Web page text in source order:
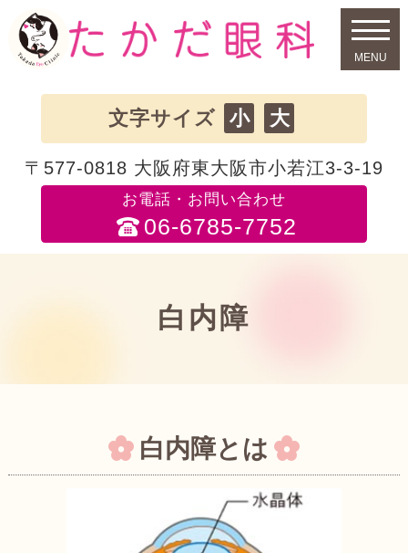
文字サイズ 小 大
〒577-0818 大阪府東大阪市小若江3-3-19
お電話・お問い合わせ
06-6785-7752
白内障
白内障とは